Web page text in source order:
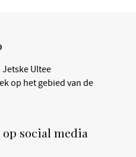
Ultee
op het gebied van de
op social media